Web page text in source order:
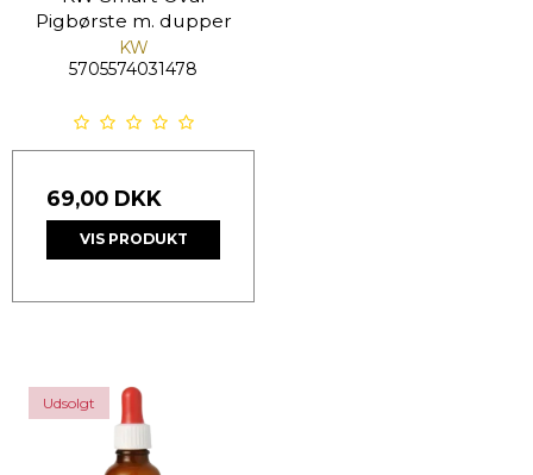
Pigbørste m. dupper
KW
5705574031478
69,00 DKK
VIS PRODUKT
Udsolgt